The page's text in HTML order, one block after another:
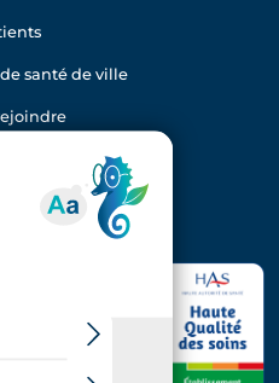
Suresnes
: 01 46 25 20 00
santé de ville
LinkedInInstagram